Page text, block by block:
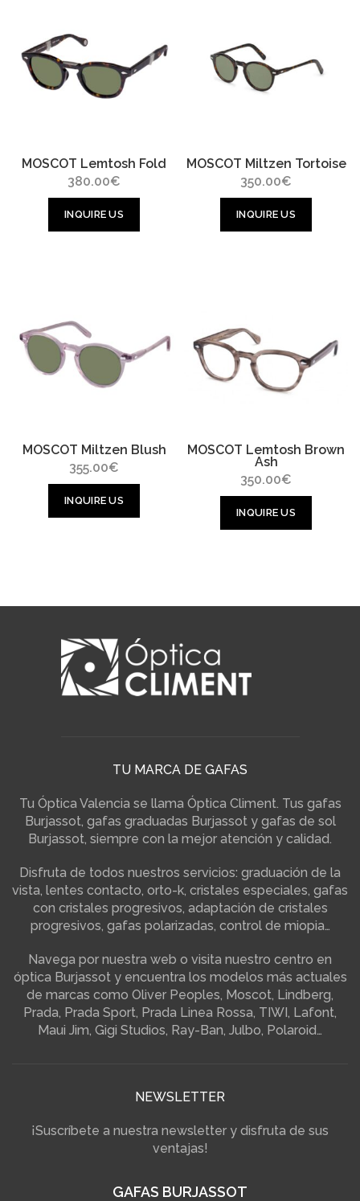
MOSCOT Lemtosh Fold
380.00€
INQUIRE US
MOSCOT Miltzen Tortoise
350.00€
INQUIRE US
MOSCOT Miltzen Blush
355.00€
INQUIRE US
MOSCOT Lemtosh Brown
Ash
350.00€
INQUIRE US
TU MARCA DE GAFAS
Tu Óptica Valencia se llama Óptica Climent. Tus gafas
Burjassot, gafas graduadas Burjassot y gafas de sol
Burjassot, siempre con la mejor atención y calidad.
Disfruta de todos nuestros servicios: graduación de la
vista, lentes contacto, orto-k, cristales especiales, gafas
con cristales progresivos, adaptación de cristales
progresivos, gafas polarizadas, control de miopia…
Navega por nuestra web o visita nuestro centro en
óptica Burjassot y encuentra los modelos más actuales
de marcas como Oliver Peoples, Moscot, Lindberg,
Prada, Prada Sport, Prada Linea Rossa, TIWI, Lafont,
Maui Jim, Gigi Studios, Ray-Ban, Julbo, Polaroid…
NEWSLETTER
¡Suscríbete a nuestra newsletter y disfruta de sus
ventajas!
GAFAS BURJASSOT